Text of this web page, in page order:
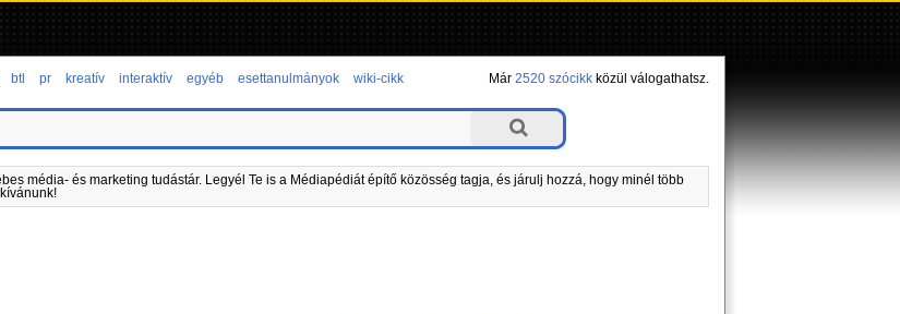
btl pr kreatív interaktív egyéb esettanulmányok wiki-cikk Már 2520 szócikkközül válogathatsz.
média- és marketing tudástár. Legyél Te is a Médiapédiát építő közösség tagja, és járulj hozzá, hogy minél több